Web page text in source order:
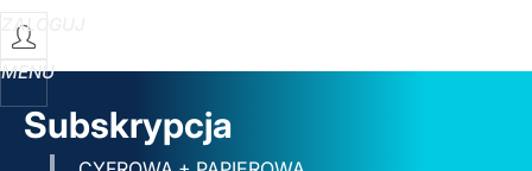
ZALOGUJ
MENU
Subskrypcja